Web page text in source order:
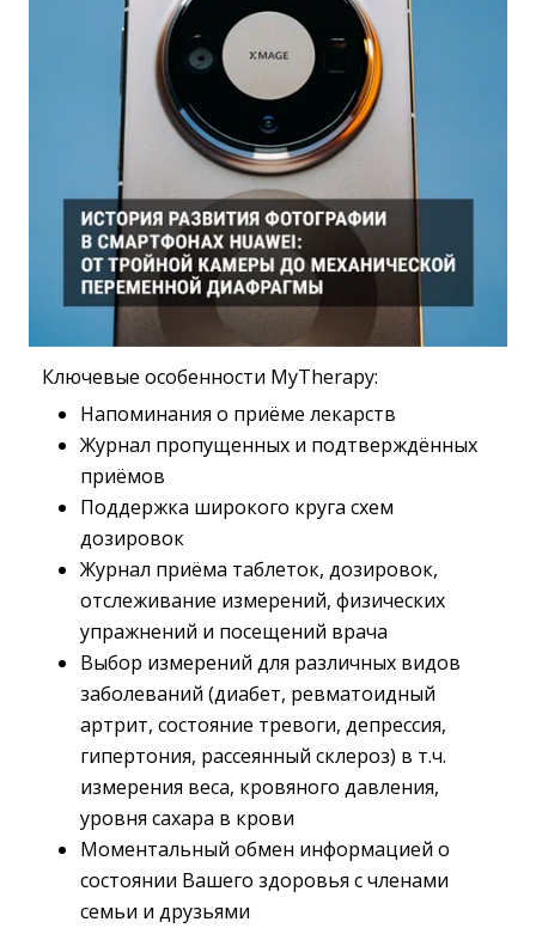
Ключевые особенности MyTherapy:
Напоминания о приёме лекарств
Журнал пропущенных и подтверждённых
приёмов
Поддержка широкого круга схем
дозировок
Журнал приёма таблеток, дозировок,
отслеживание измерений, физических
упражнений и посещений врача
Выбор измерений для различных видов
заболеваний (диабет, ревматоидный
артрит, состояние тревоги, депрессия,
гипертония, рассеянный склероз) в т.ч.
измерения веса, кровяного давления,
уровня сахара в крови
Моментальный обмен информацией о
состоянии Вашего здоровья с членами
семьи и друзьями